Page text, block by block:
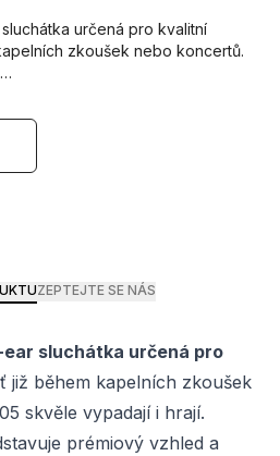
určená pro kvalitní
zkoušek nebo koncertů.
ZEPTEJTE SE NÁS
ear sluchátka určená pro
již během kapelních zkoušek
skvěle vypadají i hrají.
prémiový vzhled a